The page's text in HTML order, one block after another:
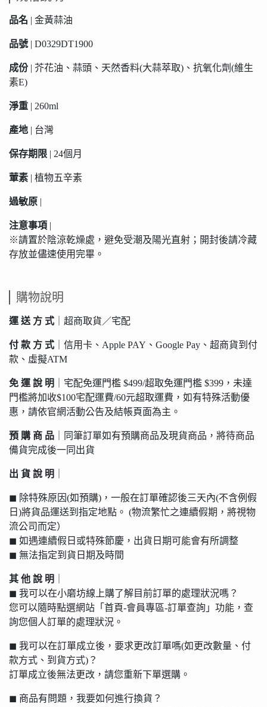
品名 | 金黃蒜油
品號 | D0329DT1900
成份 | 芥花油、蒜頭、天然香料(大蒜萃取)、抗氧化劑(維生
素E)
淨重 | 260ml
產地 | 台灣
保存期限 | 24個月
葷素 | 植物五辛素
過敏原 |
注意事項 |
※請置於陰涼乾燥處，避免受潮及陽光直射；開封後請冷藏
存放並儘速使用完畢。
購物說明
運 送 方 式 ｜超商取貨／宅配
付 款 方 式 ｜信用卡、Apple PAY、Google Pay、超商貨到付
款、虛擬ATM
免 運 說 明
｜宅配免運門檻 $499/超取免運門檻 $399，未達
門檻將加收$100宅配運費/60元超取運費，如有特殊活動優
惠，請依官網活動公告及結帳頁面為主。
預 購 商 品 ｜同筆訂單如有預購商品及現貨商品，將待商品
備貨完成後一同出貨
出 貨 說 明
◼︎ 除特殊原因(如預購)，一般在訂單確認後三天內(不含例假
日)將貨品運送到指定地點。 (物流繁忙之連續假期，將視物
流公司而定）
◼︎ 如遇連續假日或特殊節慶，出貨日期可能會有所調整
◼︎ 無法指定到貨日期及時間
其 他 說 明
◼︎ 我可以在小磨坊線上購了解目前訂單的處理狀況嗎？
您可以隨時點選網站「首頁-會員專區-訂單查詢」功能，查
詢您個人訂單的處理狀況。
◼︎ 我可以在訂單成立後，要求更改訂單嗎(如更改數量、付
款方式、到貨方式)？
訂單成立後無法更改，請您重新下單選購。
◼︎ 商品有問題，我要如何進行換貨？